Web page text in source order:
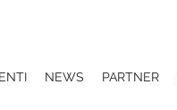
NEWS PARTNER